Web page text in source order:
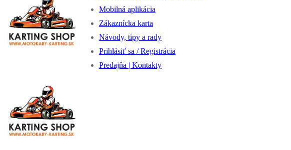
Mobilná aplikácia
Zákaznícka karta
Návody, tipy a rady
Prihlásiť sa / Registrácia
Predajňa | Kontakty